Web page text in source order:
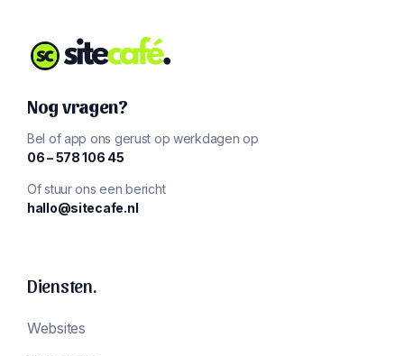
Nog vragen?
Bel of app ons gerust op werkdagen op
‪06 – 578 106 45‬
Of stuur ons een bericht
hallo@sitecafe.nl
Diensten.
Websites